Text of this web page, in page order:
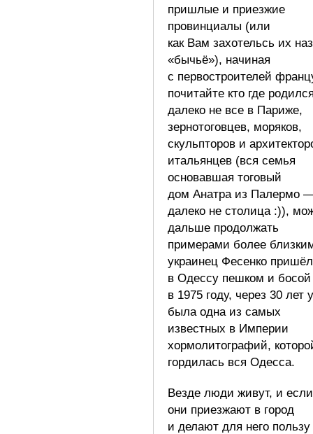
пришлые и приезжие
провинциалы (или
как Вам захотельсь их
«бычьё»), начиная
с первостроителей
почитайте кто где
далеко не все в Париже,
зернотоговцев, моряков,
скульпторов и
итальянцев (вся семья
основавшая тоговый
дом Анатра из Палермо
далеко не столица :)),
дальше продолжать
примерами более
украинец Фесенко пришёл
в Одессу пешком и босой
в 1975 году, через 30 лет
была одна из самых
известных в Империи
хормолитографий,
гордилась вся Одесса.
Везде люди живут, и если
они приезжают в город
и делают для него пользу